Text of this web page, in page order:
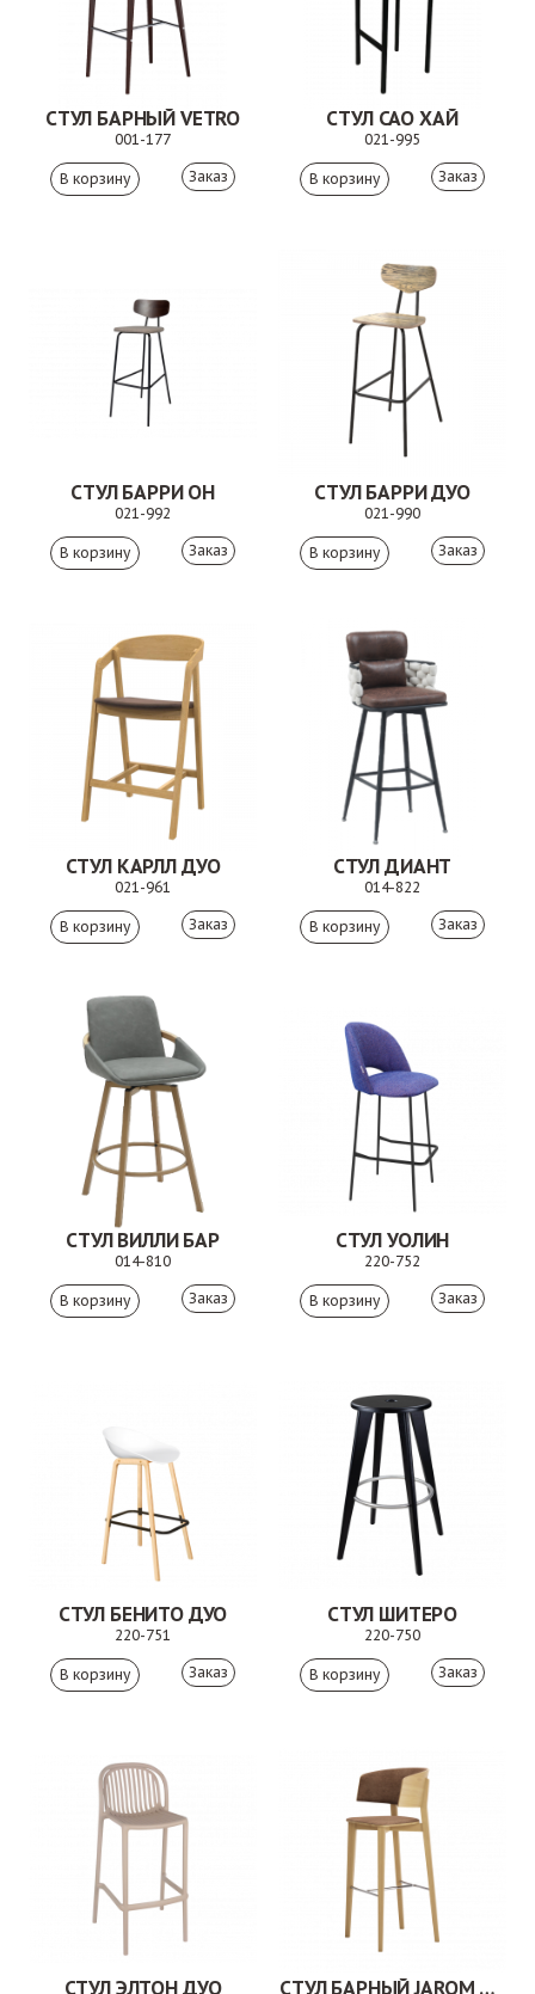
СТУЛ БАРНЫЙ VETRO
001-177
Заказ
СТУЛ САО ХАЙ
021-995
Заказ
СТУЛ БАРРИ ОН
021-992
Заказ
СТУЛ БАРРИ ДУО
021-990
Заказ
СТУЛ КАРЛЛ ДУО
021-961
Заказ
СТУЛ ДИАНТ
014-822
Заказ
СТУЛ ВИЛЛИ БАР
014-810
Заказ
СТУЛ УОЛИН
220-752
Заказ
СТУЛ БЕНИТО ДУО
220-751
Заказ
СТУЛ ШИТЕРО
220-750
Заказ
СТУЛ ЭЛТОН ДУО СТУЛ БАРНЫЙ JAROM 3AL